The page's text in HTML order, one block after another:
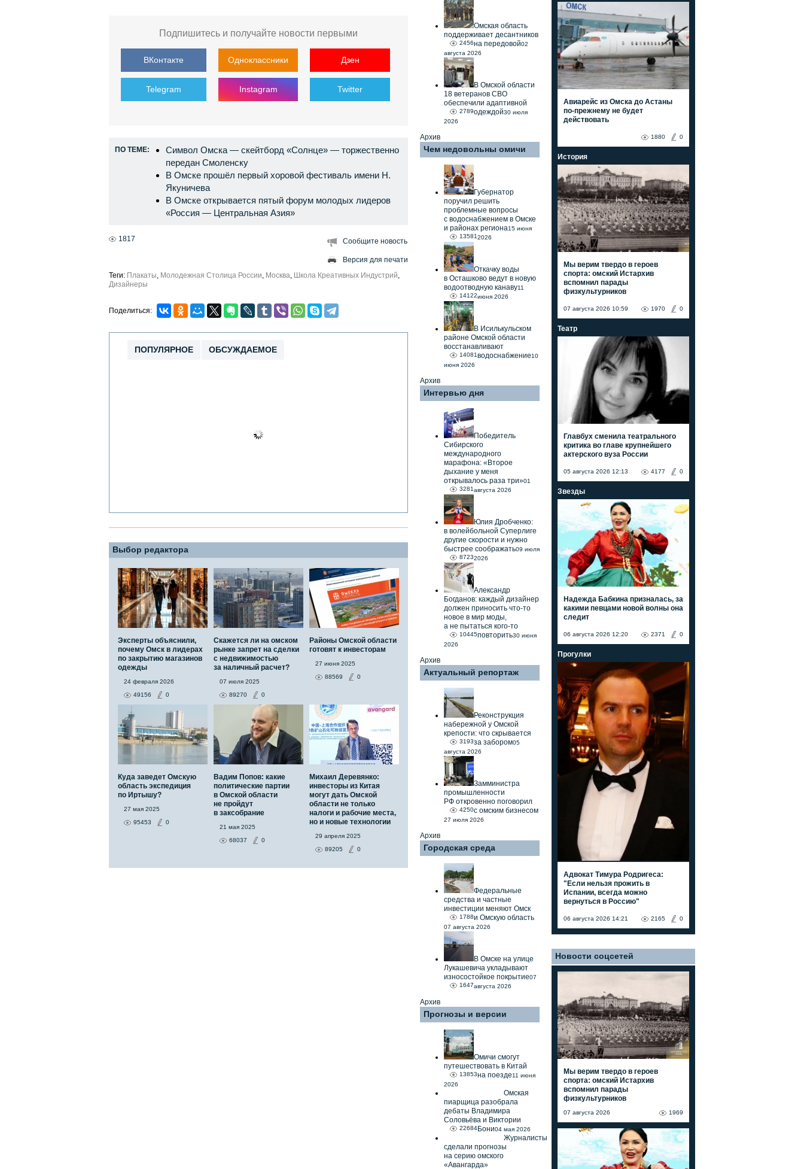
Подпишитесь и получайте новости первыми
ВКонтакте Одноклассники Дзен
Telegram Instagram Twitter
ПО ТЕМЕ:
Символ Омска — скейтборд «Солнце» — торжественно
передан Смоленску
В Омске прошёл первый хоровой фестиваль имени Н.
Якуничева
В Омске открывается пятый форум молодых лидеров
«Россия — Центральная Азия»
1817 Сообщите новость
Версия для печати
Теги: Плакаты, Молодежная Столица России, Москва, Школа Креативных Индустрий,
Дизайнеры
Поделиться:
ПОПУЛЯРНОЕ ОБСУЖДАЕМОЕ
Выбор редактора
Эксперты объяснили,
почему Омск в лидерах
по закрытию магазинов
одежды
24 февраля 2026
49156
0
Скажется ли на омском
рынке запрет на сделки
с недвижимостью
за наличный расчет?
07 июля 2025
89270
0
Районы Омской области
готовят к инвесторам
27 июня 2025
88569
0
Куда заведет Омскую
область экспедиция
по Иртышу?
27 мая 2025
95453
0
Вадим Попов: какие
политические партии
в Омской области
не пройдут
в заксобрание
21 мая 2025
68037
0
Михаил Деревянко:
инвесторы из Китая
могут дать Омской
области не только
налоги и рабочие места,
но и новые технологии
29 апреля 2025
89205
0
Омская область
поддерживает десантников
на передовой
2456
02
августа 2026
В Омской области
18 ветеранов СВО
обеспечили адаптивной
одеждой
2789
30 июля
2026
Архив
Чем недовольны омичи
Губернатор
поручил решить
проблемные вопросы
с водоснабжением в Омске
и районах региона
13581
15 июня
2026
Откачку воды
в Осташково ведут в новую
водоотводную канаву
14122
11
июня 2026
В Исилькульском
районе Омской области
восстанавливают
водоснабжение
14081
10
июня 2026
Архив
Интервью дня
Победитель
Сибирского
международного
марафона: «Второе
дыхание у меня
открывалось раза три»
3281
01
августа 2026
Юлия Дробченко:
в волейбольной Суперлиге
другие скорости и нужно
быстрее соображать
8723
09 июля
2026
Александр
Богданов: каждый дизайнер
должен приносить что-то
новое в мир моды,
а не пытаться кого-то
повторить
10445
30 июня
2026
Архив
Актуальный репортаж
Реконструкция
набережной у Омской
крепости: что скрывается
за забором
3193
05
августа 2026
Замминистра
промышленности
РФ откровенно поговорил
с омским бизнесом
4250
27 июля 2026
Архив
Городская среда
Федеральные
средства и частные
инвестиции меняют Омск
и Омскую область
1788
07 августа 2026
В Омске на улице
Лукашевича укладывают
износостойкое покрытие
1647
07
августа 2026
Архив
Прогнозы и версии
Омичи смогут
путешествовать в Китай
на поезде
13853
11 июня
2026
Омская
пиарщица разобрала
дебаты Владимира
Соловьёва и Виктории
Бони
22684 04 мая 2026
Журналисты
сделали прогнозы
на серию омского
«Авангарда»
Авиарейс из Омска до Астаны
по-прежнему не будет
действовать
0
1880
История
Мы верим твердо в героев
спорта: омский Истархив
вспомнил парады
физкультурников
07 августа 2026 10:59 0
1970
Театр
Главбух сменила театрального
критика во главе крупнейшего
актерского вуза России
05 августа 2026 12:13 0
4177
Звезды
Надежда Бабкина призналась, за
какими певцами новой волны она
следит
06 августа 2026 12:20 0
2371
Прогулки
Адвокат Тимура Родригеса:
"Если нельзя прожить в
Испании, всегда можно
вернуться в Россию"
06 августа 2026 14:21 0
2165
Новости соцсетей
Мы верим твердо в героев
спорта: омский Истархив
вспомнил парады
физкультурников
1969
07 августа 2026